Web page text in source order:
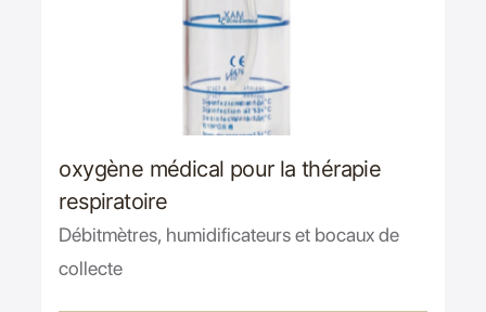
oxygène médical pour la thérapie
respiratoire
Débitmètres, humidificateurs et bocaux de
collecte